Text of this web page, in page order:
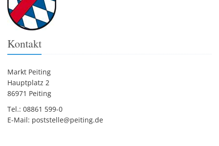
Kontakt
Markt Peiting
Hauptplatz 2
86971 Peiting
Tel.: 08861 599-0
E-Mail: poststelle@peiting.de